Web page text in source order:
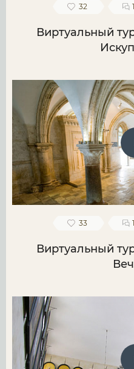
32 1
Виртуальный
33 1
Виртуальный